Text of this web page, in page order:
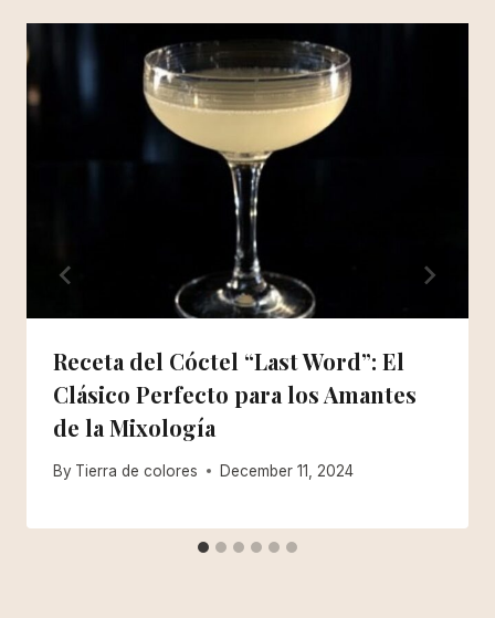
Receta del Cóctel “Last Word”: El
Clásico Perfecto para los Amantes
de la Mixología
By Tierra de colores December 11, 2024